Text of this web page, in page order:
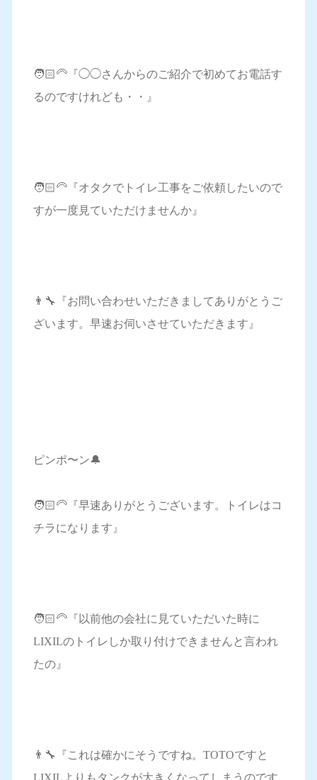
🧑🏻‍🦳『◯◯さんからのご紹介で初めてお電話す
るのですけれども・・』
🧑🏻‍🦳『オタクでトイレ工事をご依頼したいので
すが一度見ていただけませんか』
👨‍🔧『お問い合わせいただきましてありがとうご
ざいます。早速お伺いさせていただきます』
ピンポ〜ン🔔
🧑🏻‍🦳『早速ありがとうございます。トイレはコ
チラになります』
🧑🏻‍🦳『以前他の会社に見ていただいた時に
LIXILのトイレしか取り付けできませんと言われ
たの』
👨‍🔧『これは確かにそうですね。TOTOですと